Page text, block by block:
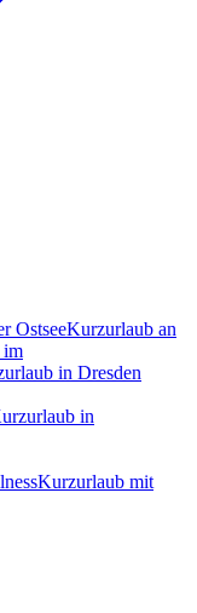
OstseeKurzurlaub an
im
in Dresden
in
Kurzurlaub mit